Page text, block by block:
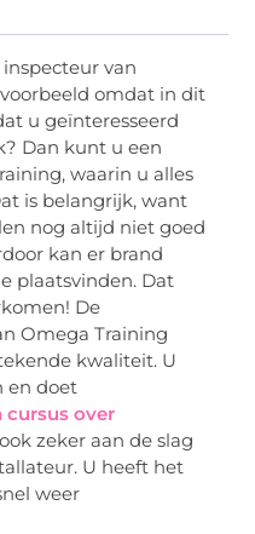
van
omdat in dit
u geïnteresseerd
Dan kunt u een
waarin u alles
is belangrijk, want
nog altijd niet goed
kan er brand
plaatsvinden. Dat
De
Omega Training
kwaliteit. U
en doet
cursus over
zeker aan de slag
U heeft het
weer